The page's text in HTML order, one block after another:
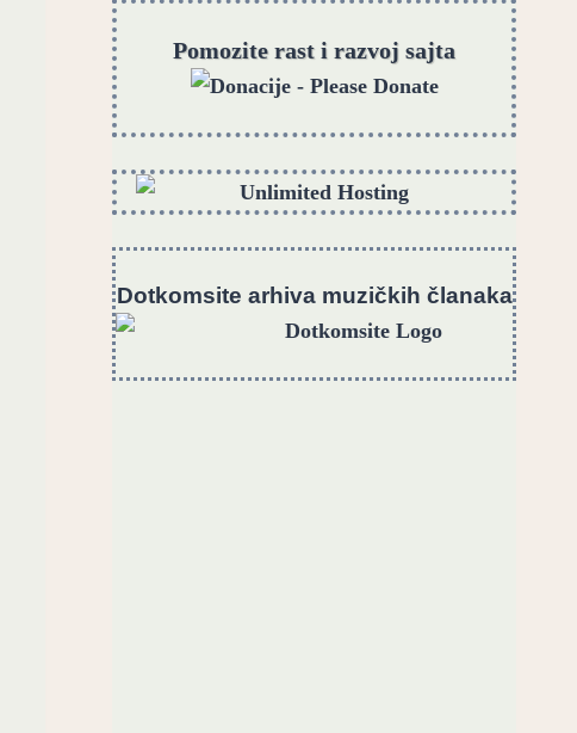
Pomozite rast i razvoj sajta
Dotkomsite arhiva muzičkih članaka